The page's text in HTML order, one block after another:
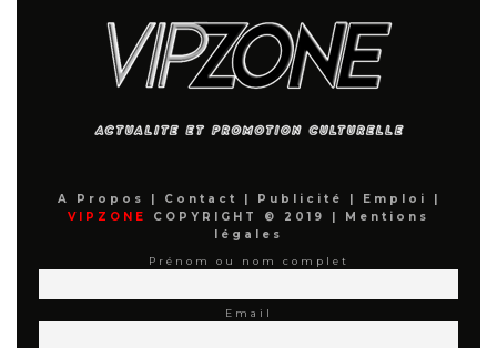
A Propos | Contact | Publicité | Emploi
|
VIPZONE
COPYRIGHT © 2019 |
Mentions
légales
Prénom ou nom complet
Email